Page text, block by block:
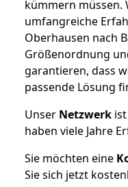
kümmern
umfangreiche
Oberhausen nach
Größenordnung
garantieren, dass
passende Lösung
Unser Netzwerk
haben viele Jahre
Sie möchten eine
Sie sich jetzt